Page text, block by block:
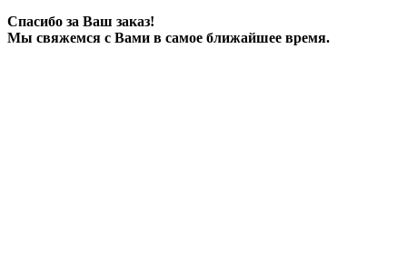
Спасибо за Ваш заказ!
Мы свяжемся с Вами в самое ближайшее время.